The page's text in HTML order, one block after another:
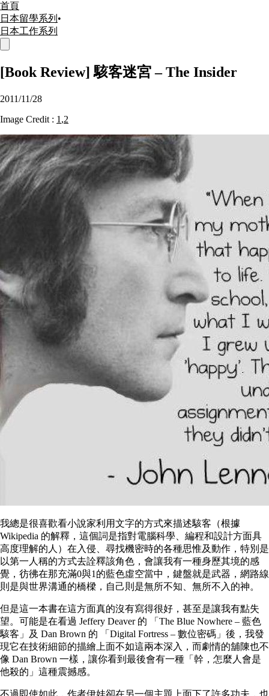
首頁
日本留學系列 •
日本工作系列
[Book Review] 駭客迷宮 – The Insider
2011/11/28
Image Credit : 1 ,2
我總是很喜歡看小說家利用文字的方式來描述駭客（根據
Wikipedia 的解釋，這個詞是指對電腦科學、編程和設計方面具
高度理解的人）在入侵、尋找機密時的各種思惟及動作，特別是
以第一人稱的方式去詮釋該角色，會讓我有一種身歷其境的感
覺，彷彿在那充滿0與1的藍色虛空當中，鍵盤就是武器，網路線
則是與世界溝通的橋樑，自己則是無所不知、無所不入的神。
但是這一本書在這方面真的沒有寫得很好，甚至是讓我有點失
望。可能是在看過 Jeffery Deaver 的 「The Blue Nowhere – 藍色
駭客」及 Dan Brown 的 「Digital Fortress – 數位密碼」後，我發
現它在技術細節的描繪上面不如這兩本深入，而劇情的舖陳也不
像 Dan Brown 一樣，讓你看到最後會有一種「幹，怎麼人會是
他殺的」這種震撼感。
不過即使如此，作者伊娃卻在另一個主題上面下了許多功夫，也